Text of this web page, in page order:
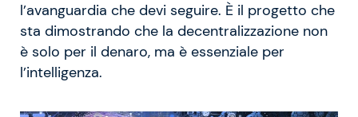
l’avanguardia che devi seguire. È il progetto che
sta dimostrando che la decentralizzazione non
è solo per il denaro, ma è essenziale per
l’intelligenza.